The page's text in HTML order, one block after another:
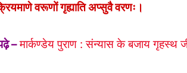
वरूणों गृह्याति अप्सुवै वरणः।
–मार्कण्डेय पुराण : संन्यास के बजाय गृहस्थ